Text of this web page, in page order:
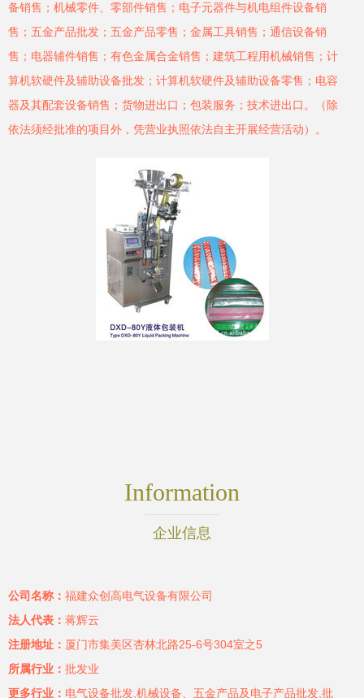
备销售；机械零件、零部件销售；电子元器件与机电组件设备销
售；五金产品批发；五金产品零售；金属工具销售；通信设备销
售；电器辅件销售；有色金属合金销售；建筑工程用机械销售；计
算机软硬件及辅助设备批发；计算机软硬件及辅助设备零售；电容
器及其配套设备销售；货物进出口；包装服务；技术进出口。（除
依法须经批准的项目外，凭营业执照依法自主开展经营活动）。
Information
企业信息
公司名称： 福建众创高电气设备有限公司
法人代表： 蒋辉云
注册地址： 厦门市集美区杏林北路25-6号304室之5
所属行业： 批发业
更多行业： 电气设备批发,机械设备、五金产品及电子产品批发,批